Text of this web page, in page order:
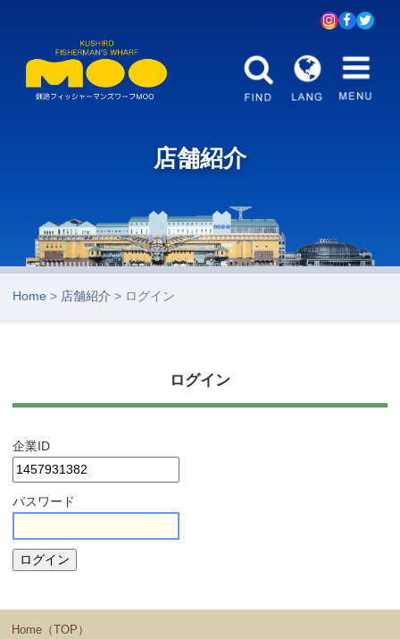
店舗紹介
Home > 店舗紹介 > ログイン
ログイン
企業ID
パスワード
Home（TOP）